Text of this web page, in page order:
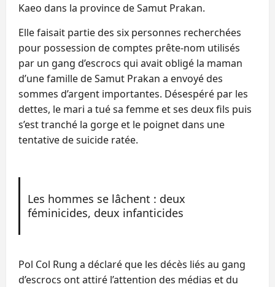
Kaeo dans la province de Samut Prakan.
Elle faisait partie des six personnes recherchées
pour possession de comptes prête-nom utilisés
par un gang d’escrocs qui avait obligé la maman
d’une famille de Samut Prakan a envoyé des
sommes d’argent importantes. Désespéré par les
dettes, le mari a tué sa femme et ses deux fils puis
s’est tranché la gorge et le poignet dans une
tentative de suicide ratée.
Les hommes se lâchent : deux
féminicides, deux infanticides
Pol Col Rung a déclaré que les décès liés au gang
d’escrocs ont attiré l’attention des médias et du